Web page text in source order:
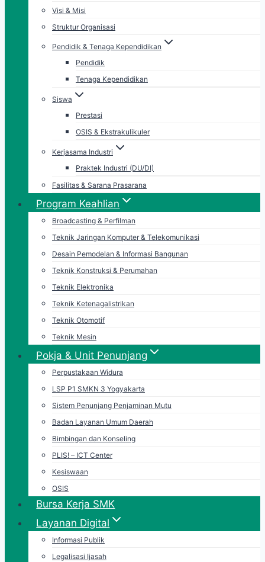
Visi & Misi
Struktur Organisasi
Pendidik & Tenaga Kependidikan
Pendidik
Tenaga Kependidikan
Siswa
Prestasi
OSIS & Ekstrakulikuler
Kerjasama Industri
Praktek Industri (DU/DI)
Fasilitas & Sarana Prasarana
Program Keahlian
Broadcasting & Perfilman
Teknik Jaringan Komputer & Telekomunikasi
Desain Pemodelan & Informasi Bangunan
Teknik Konstruksi & Perumahan
Teknik Elektronika
Teknik Ketenagalistrikan
Teknik Otomotif
Teknik Mesin
Pokja & Unit Penunjang
Perpustakaan Widura
LSP P1 SMKN 3 Yogyakarta
Sistem Penunjang Penjaminan Mutu
Badan Layanan Umum Daerah
Bimbingan dan Konseling
PLIS! – ICT Center
Kesiswaan
OSIS
Bursa Kerja SMK
Layanan Digital
Informasi Publik
Legalisasi Ijasah